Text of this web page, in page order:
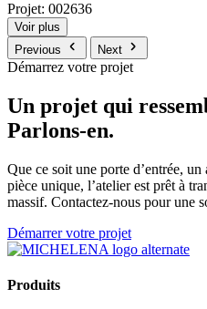
Projet: 002636
Voir plus
Previous
Next
Démarrez votre projet
Un projet qui
Parlons-en.
Que ce soit une porte d’entrée,
pièce unique, l’atelier est prêt à
massif. Contactez-nous pour une
Démarrer votre projet
Produits